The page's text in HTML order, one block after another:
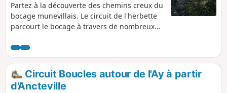
Partez à la découverte des chemins creux du
bocage munevillais. Le circuit de l'herbette
parcourt le bocage à travers de nombreux
prairies et aussi de landes. Une partie des
chemins creux a été rouverte par les
bénévoles de l'association Bocage et
Patrimoine Munevillais en 2021 et 2022.
Circuit Boucles autour de l'Ay à partir
d'Ancteville